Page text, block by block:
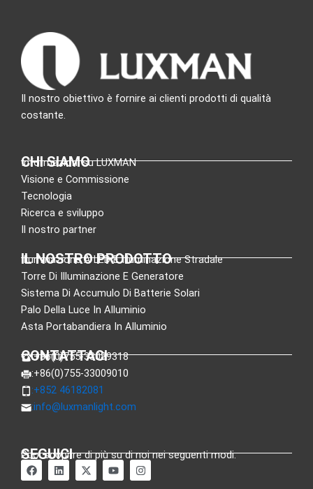
Il nostro obiettivo è fornire ai clienti prodotti di qualità
costante.
CHI SIAMO
Informazioni su LUXMAN
Visione e Commissione
Tecnologia
Ricerca e sviluppo
Il nostro partner
IL NOSTRO PRODOTTO
Illuminazione A LED E Illuminazione Stradale
Torre Di Illuminazione E Generatore
Sistema Di Accumulo Di Batterie Solari
Palo Della Luce In Alluminio
Asta Portabandiera In Alluminio
CONTATTACI
:+86(0)755-33089318
:+86(0)755-33009010
:+852 46182081
:info@luxmanlight.com
SEGUICI
Puoi scoprire di più su di noi nei seguenti modi.
F
a
L
i
X
-
Y
o
I
n